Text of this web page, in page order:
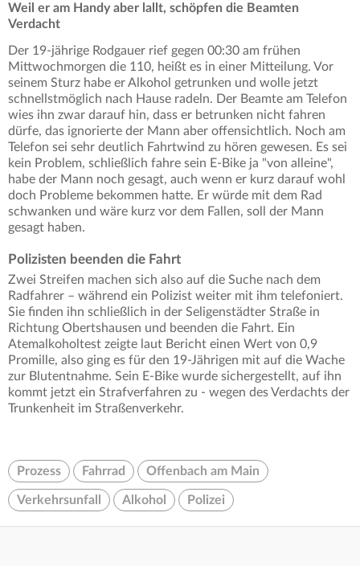
Weil er am Handy aber lallt, schöpfen die Beamten
Verdacht
Der 19-jährige Rodgauer rief gegen 00:30 am frühen
Mittwochmorgen die 110, heißt es in einer Mitteilung. Vor
seinem Sturz habe er Alkohol getrunken und wolle jetzt
schnellstmöglich nach Hause radeln. Der Beamte am Telefon
wies ihn zwar darauf hin, dass er betrunken nicht fahren
dürfe, das ignorierte der Mann aber offensichtlich. Noch am
Telefon sei sehr deutlich Fahrtwind zu hören gewesen. Es sei
kein Problem, schließlich fahre sein E-Bike ja "von alleine",
habe der Mann noch gesagt, auch wenn er kurz darauf wohl
doch Probleme bekommen hatte. Er würde mit dem Rad
schwanken und wäre kurz vor dem Fallen, soll der Mann
gesagt haben.
Polizisten beenden die Fahrt
Zwei Streifen machen sich also auf die Suche nach dem
Radfahrer – während ein Polizist weiter mit ihm telefoniert.
Sie finden ihn schließlich in der Seligenstädter Straße in
Richtung Obertshausen und beenden die Fahrt. Ein
Atemalkoholtest zeigte laut Bericht einen Wert von 0,9
Promille, also ging es für den 19-Jährigen mit auf die Wache
zur Blutentnahme. Sein E-Bike wurde sichergestellt, auf ihn
kommt jetzt ein Strafverfahren zu - wegen des Verdachts der
Trunkenheit im Straßenverkehr.
Prozess Fahrrad Offenbach am Main
Verkehrsunfall Alkohol Polizei